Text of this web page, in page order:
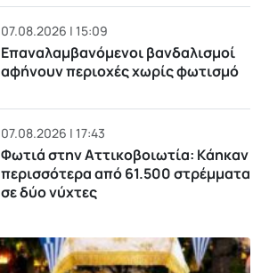
07.08.2026 | 15:09
Επαναλαμβανόμενοι βανδαλισμοί
αφήνουν περιοχές χωρίς φωτισμό
07.08.2026 | 17:43
Φωτιά στην Αττικοβοιωτία: Kάηκαν
περισσότερα από 61.500 στρέμματα
σε δύο νύχτες